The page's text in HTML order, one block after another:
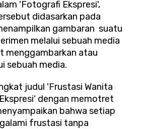
'Fotografi Ekspresi',
didasarkan pada
gambaran suatu
melalui sebuah media
menggambarkan atau
sebuah media.
judul 'Frustasi Wanita
dengan memotret
bahwa setiap
frustasi tanpa